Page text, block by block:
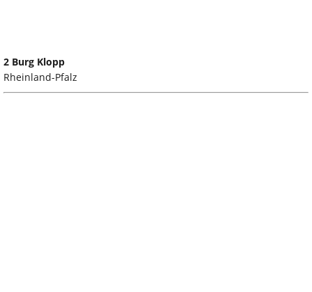
2 Burg Klopp
Rheinland-Pfalz